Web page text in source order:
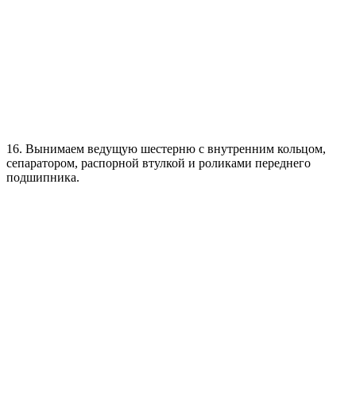
16. Вынимаем ведущую шестерню с внутренним кольцом,
сепаратором, распорной втулкой и роликами переднего
подшипника.